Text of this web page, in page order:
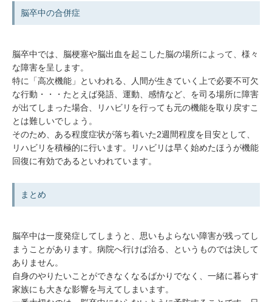
脳卒中の合併症
脳卒中では、脳梗塞や脳出血を起こした脳の場所によって、様々
な障害を呈します。
特に「高次機能」といわれる、人間が生きていく上で必要不可欠
な行動・・・たとえば発語、運動、感情など、を司る場所に障害
が出てしまった場合、リハビリを行っても元の機能を取り戻すこ
とは難しいでしょう。
そのため、ある程度症状が落ち着いた2週間程度を目安として、
リハビリを積極的に行います。リハビリは早く始めたほうが機能
回復に有効であるといわれています。
まとめ
脳卒中は一度発症してしまうと、思いもよらない障害が残ってし
まうことがあります。病院へ行けば治る、というものでは決して
ありません。
自身のやりたいことができなくなるばかりでなく、一緒に暮らす
家族にも大きな影響を与えてしまいます。